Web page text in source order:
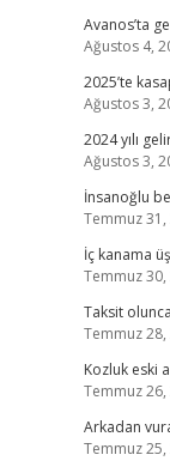
Avanos’ta
Ağustos 4,
2025’te
Ağustos 3,
2024 yılı
Ağustos 3,
İnsanoğlu
Temmuz 31,
İç kanama
Temmuz 30,
Taksit
Temmuz 28,
Kozluk eski
Temmuz 26,
Arkadan
Temmuz 25,